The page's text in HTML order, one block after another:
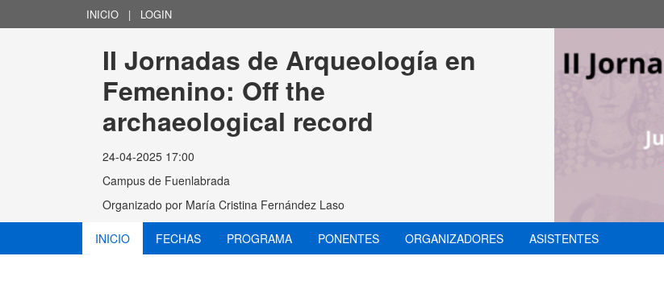
INICIO | LOGIN
II Jornadas de Arqueología en
Femenino: Off the
archaeological record
24-04-2025 17:00
Campus de Fuenlabrada
Organizado por María Cristina Fernández Laso
INICIO FECHAS PROGRAMA PONENTES ORGANIZADORES ASISTENTES